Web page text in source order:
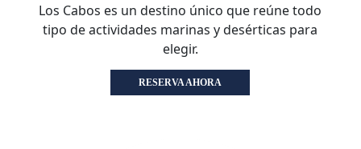
Los Cabos es un destino único que reúne todo
tipo de actividades marinas y desérticas para
elegir.
RESERVA AHORA